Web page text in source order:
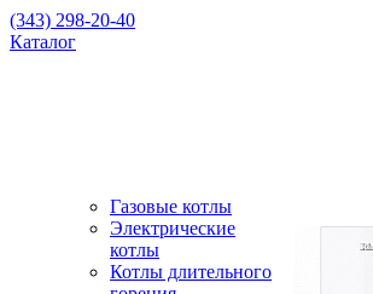
(343) 298-20-40
Каталог
Газовые котлы
Электрические
котлы
Котлы длительного